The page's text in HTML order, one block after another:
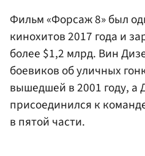
Фильм «Форсаж 8» был
кинохитов 2017 года и
более $1,2 млрд. Вин
боевиков об уличных
вышедшей в 2001 году, а
присоединился к
в пятой части.